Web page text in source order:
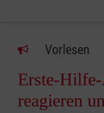
Vorlesen
Erste-
reagieren